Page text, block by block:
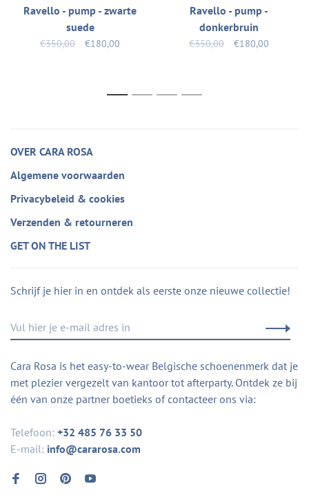
Ravello - pump - zwarte
suede
€350,00 €180,00
Ravello - pump -
donkerbruin
€350,00 €180,00
1 2 3 4
OVER CARA ROSA
Algemene voorwaarden
Privacybeleid & cookies
Verzenden & retourneren
GET ON THE LIST
Schrijf je hier in en ontdek als eerste onze nieuwe collectie!
Cara Rosa is het easy-to-wear Belgische schoenenmerk dat je
met plezier vergezelt van kantoor tot afterparty. Ontdek ze bij
één van onze partner boetieks of contacteer ons via:
Telefoon: +32 485 76 33 50
E-mail: info@cararosa.com